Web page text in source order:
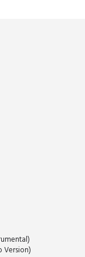
Version)